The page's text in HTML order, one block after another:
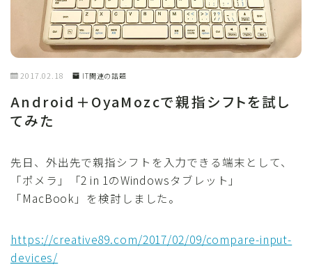
2017.02.18 IT関連の話題
Android＋OyaMozcで親指シフトを試し
てみた
先日、外出先で親指シフトを入力できる端末として、
「ポメラ」「2 in 1のWindowsタブレット」
「MacBook」を検討しました。
https://creative89.com/2017/02/09/compare-input-
devices/